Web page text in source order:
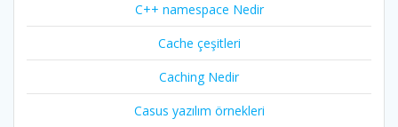
C++ namespace Nedir
Cache çeşitleri
Caching Nedir
Casus yazılım örnekleri